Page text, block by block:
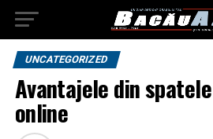
UNCATEGORIZED
Avantajele din
online